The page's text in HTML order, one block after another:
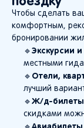
Чтобы сделать
комфортным,
бронировании
🔹 Экскурсии
местными
🔹 Отели,
лучший
🔹 Ж/д-билеты
скидками